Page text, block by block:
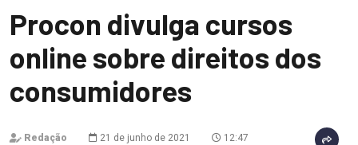
Procon divulga cursos
online sobre direitos dos
consumidores
Redação 21 de junho de 2021 12:47